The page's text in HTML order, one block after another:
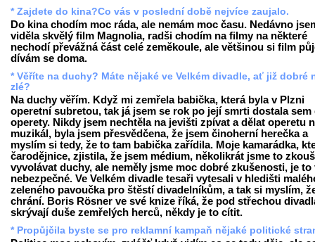
* Zajdete do kina?Co vás v poslední době nejvíce zaujalo.
Do kina chodím moc ráda, ale nemám moc času. Nedávno
viděla skvělý film Magnolia, radši chodím na filmy na některé
nechodí převážná část celé zeměkoule, ale většinou si film
dívám se doma.
* Věříte na duchy? Máte nějaké ve Velkém divadle, ať již dobré
zlé?
Na duchy věřím. Když mi zemřela babička, která byla v Plzni
operetní subretou, tak já jsem se rok po její smrti dostala sem
operety. Nikdy jsem nechtěla na jevišti zpívat a dělat operetu
muzikál, byla jsem přesvědčena, že jsem činoherní herečka a
myslím si tedy, že to tam babička zařídila. Moje kamarádka,
čarodějnice, zjistila, že jsem médium, několikrát jsme to
vyvolávat duchy, ale neměly jsme moc dobré zkušenosti, je to
nebezpečné. Ve Velkém divadle tesaři vytesali v hledišti
zeleného pavoučka pro štěstí divadelníkům, a tak si myslím,
chrání. Boris Rösner ve své knize říká, že pod střechou
skrývají duše zemřelých herců, někdy je to cítit.
* Propůjčila byste se pro reklamní kampaň nějaké politické